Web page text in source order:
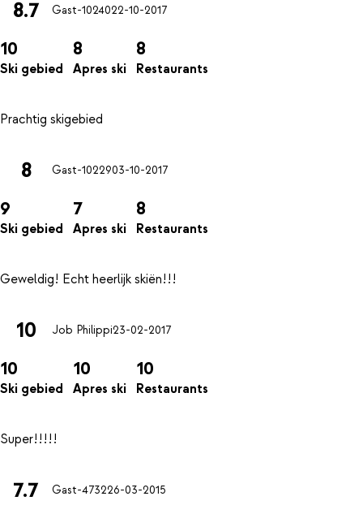
8.7 Gast-1024022-10-2017
10
Ski gebied
8
Apres ski
8
Restaurants
8 Gast-1022903-10-2017
9
Ski gebied
7
Apres ski
8
Restaurants
10 Job Philippi23-02-2017
10
Ski gebied
10
Apres ski
10
Restaurants
7.7 Gast-473226-03-2015